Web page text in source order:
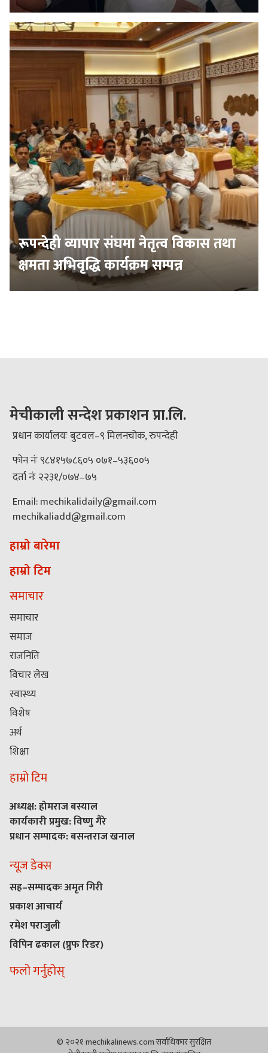
रूपन्देही व्यापार संघमा नेतृत्व विकास तथा
क्षमता अभिवृद्धि कार्यक्रम सम्पन्न
मेचीकाली सन्देश प्रकाशन प्रा.लि.
प्रधान कार्यालयः बुटवल–९ मिलनचोक, रुपन्देही
फोन नंः ९८४१५७८६०५ ०७१–५३६००५
दर्ता नंः २२३१/०७४–७५
Email: mechikalidaily@gmail.com
mechikaliadd@gmail.com
हाम्रो बारेमा
हाम्रो टिम
समाचार
समाचार
समाज
राजनिति
विचार लेख
स्वास्थ्य
विशेष
अर्थ
शिक्षा
हाम्रो टिम
अध्यक्ष: होमराज बस्याल
कार्यकारी प्रमुख: विष्णु गैरे
प्रधान सम्पादक: बसन्तराज खनाल
न्यूज डेक्स
सह–सम्पादकः अमृत गिरी
प्रकाश आचार्य
रमेश पराजुली
विपिन ढकाल (प्रुफ रिडर)
फलो गर्नुहोस्
© २०२१ mechikalinews.com सर्वाधिकार सुरक्षित